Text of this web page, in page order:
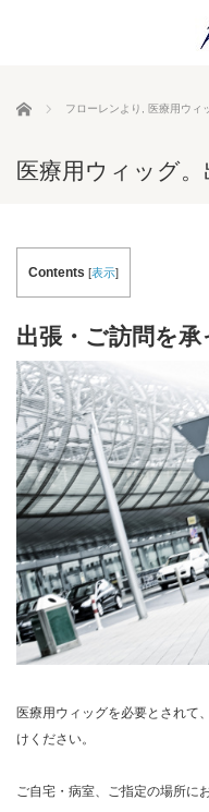
ホーム フローレンより 医療用ウィ
医療用ウィッグ。
Contents [表示]
出張・ご訪問を承
医療用ウィッグを必要とされて
けください。
ご自宅・病室、ご指定の場所に